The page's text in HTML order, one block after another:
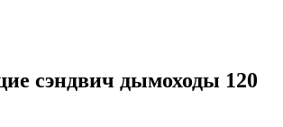
сэндвич дымоходы 120